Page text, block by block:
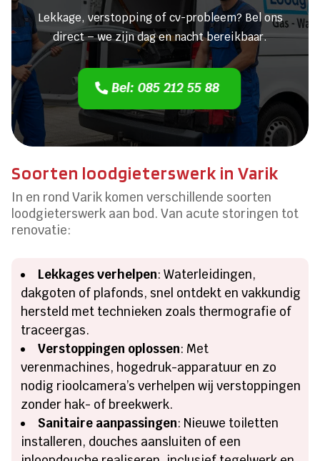
Lekkage, verstopping of cv-probleem? Bel ons
direct – we zijn dag en nacht bereikbaar.
Bel: 085 212 55 88
Soorten loodgieterswerk in Varik
In en rond Varik komen verschillende soorten
loodgieterswerk aan bod. Van acute storingen tot
renovatie:
Lekkages verhelpen: Waterleidingen,
dakgoten of plafonds, snel ontdekt en vakkundig
hersteld met technieken zoals thermografie of
traceergas.
Verstoppingen oplossen: Met
verenmachines, hogedruk-apparatuur en zo
nodig rioolcamera’s verhelpen wij verstoppingen
zonder hak- of breekwerk.
Sanitaire aanpassingen: Nieuwe toiletten
installeren, douches aansluiten of een